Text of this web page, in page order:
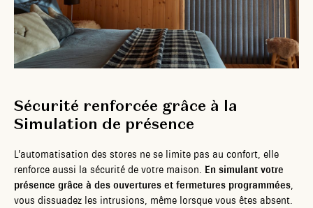
Sécurité renforcée grâce à la
Simulation de présence
L’automatisation des stores ne se limite pas au confort, elle
renforce aussi la sécurité de votre maison. En simulant votre
présence grâce à des ouvertures et fermetures programmées,
vous dissuadez les intrusions, même lorsque vous êtes absent.